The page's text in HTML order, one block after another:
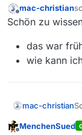
Offline
mac-christian
Schön zu
das war
wie kann
mac-christian
MenchenSued